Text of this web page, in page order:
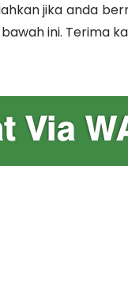
jika anda
ini. Terima